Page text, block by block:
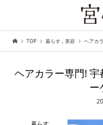
ディープな
TOP 暮らす , 美容 ヘアカ
ヘアカラー専門!
ー